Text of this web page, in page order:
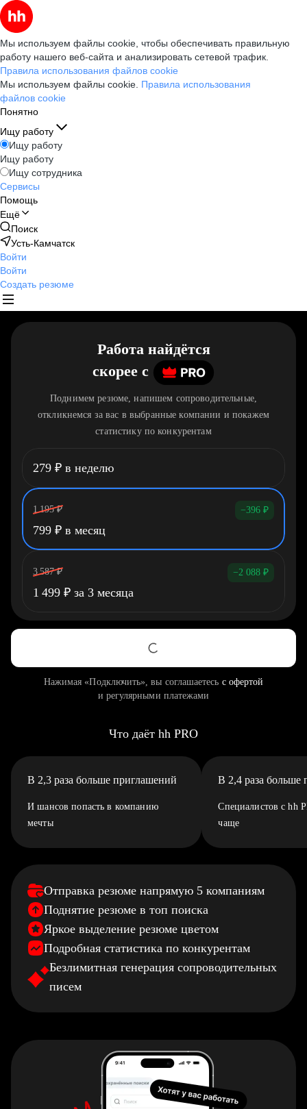
Мы используем файлы cookie, чтобы обеспечивать правильную
работу нашего веб-сайта и анализировать сетевой трафик.
Правила использования файлов cookie
Мы используем файлы cookie. Правила использования
файлов cookie
Понятно
Ищу работу
Ищу работу
Ищу работу
Ищу сотрудника
Сервисы
Помощь
Ещё
Поиск
Усть-Камчатск
Войти
Войти
Создать резюме
Работа найдётся
скорее c
Поднимем резюме, напишем сопроводительные,
откликнемся за вас в выбранные компании и покажем
статистику по конкурентам
279 ₽ в неделю
1 195 ₽ −396 ₽
799 ₽ в месяц
3 587 ₽ −2 088 ₽
1 499 ₽ за 3 месяца
Нажимая «Подключить», вы соглашаетесь с офертой
и регулярными платежами
Что даёт hh PRO
В 2,3 раза больше приглашений
И шансов попасть в компанию
мечты
В 2,4 раза больше
Специалистов с hh
чаще
Отправка резюме напрямую 5 компаниям
Поднятие резюме в топ поиска
Яркое выделение резюме цветом
Подробная статистика по конкурентам
Безлимитная генерация сопроводительных
писем